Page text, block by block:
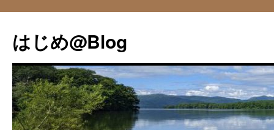
テ
ン
へ
ス
キ
ッ
プ
はじめ@Blog